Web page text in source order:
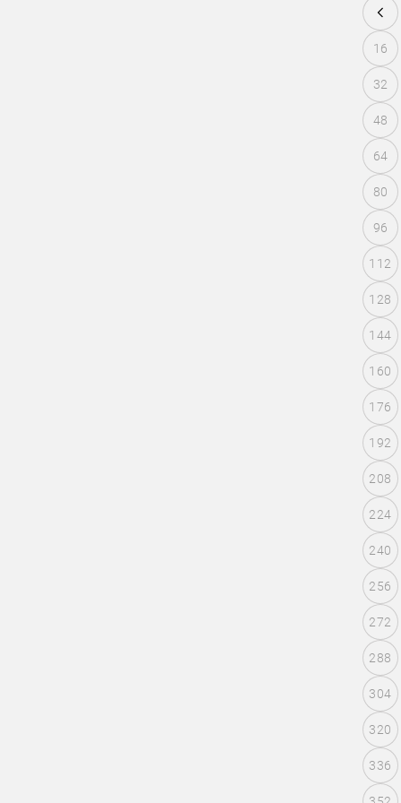
16
32
48
64
80
96
112
128
144
160
176
192
208
224
240
256
272
288
304
320
336